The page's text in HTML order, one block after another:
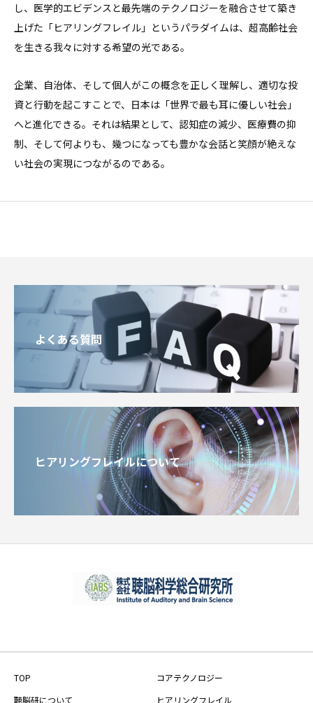
し、医学的エビデンスと最先端のテクノロジーを融合させて築き
上げた「ヒアリングフレイル」というパラダイムは、超高齢社会
を生きる我々に対する希望の光である。
企業、自治体、そして個人がこの概念を正しく理解し、適切な投
資と行動を起こすことで、日本は「世界で最も耳に優しい社会」
へと進化できる。それは結果として、認知症の減少、医療費の抑
制、そして何よりも、幾つになっても豊かな会話と笑顔が絶えな
い社会の実現につながるのである。
よくある質問
ヒアリングフレイルについて
TOP
コアテクノロジー
聴脳研について
ヒアリングフレイル